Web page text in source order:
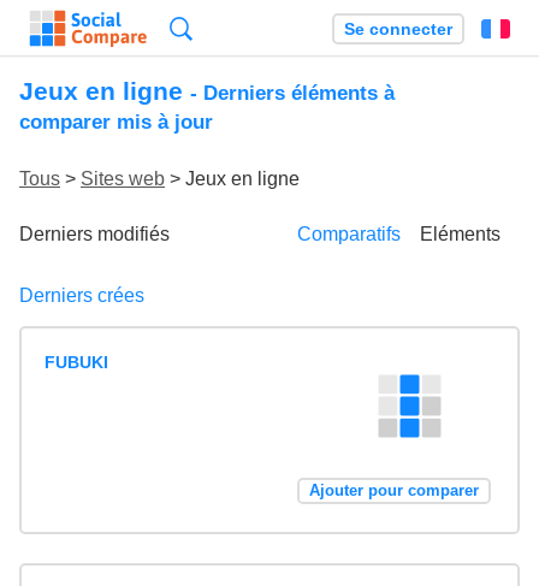
Se connecter
Jeux en ligne - Derniers éléments à
comparer mis à jour
Tous > Sites web > Jeux en ligne
Derniers modifiés
Derniers crées
Comparatifs Eléments
FUBUKI
Ajouter pour comparer